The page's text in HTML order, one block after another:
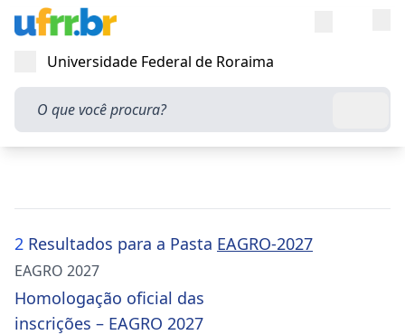
Abrir menu
Universidade Federal de Roraima
O que você procura?
2 Resultados para a Pasta EAGRO-2027
EAGRO 2027
Homologação oficial das
inscrições – EAGRO 2027